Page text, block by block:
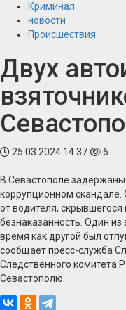
Криминал
новости
Происшествия
Двух
25.03.2024 14:37 6
В Севастополе
коррупционном скандале.
от водителя,
безнаказанность. Один
время как другой был
сообщает пресс-служба
Следственного комитета
Севастополю.